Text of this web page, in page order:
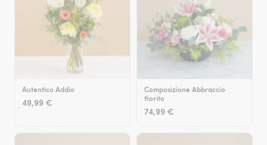
Autentico Addio
49,99 €
Composizione Abbraccio
fiorito
74,99 €